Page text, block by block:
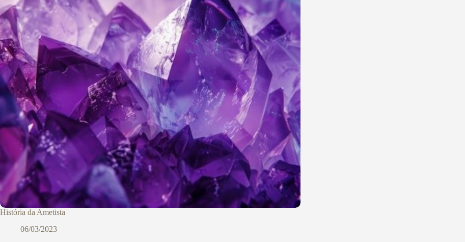
História da Ametista
06/03/2023